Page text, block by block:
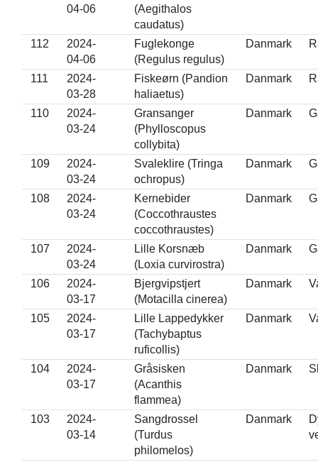
04-06
(Aegithalos
caudatus)
112
2024-
04-06
Fuglekonge
(Regulus regulus)
Danmark
111
2024-
03-28
Fiskeørn (Pandion
haliaetus)
Danmark
110
2024-
03-24
Gransanger
(Phylloscopus
collybita)
Danmark
109
2024-
03-24
Svaleklire (Tringa
ochropus)
Danmark
108
2024-
03-24
Kernebider
(Coccothraustes
coccothraustes)
Danmark
107
2024-
03-24
Lille Korsnæb
(Loxia curvirostra)
Danmark
106
2024-
03-17
Bjergvipstjert
(Motacilla cinerea)
Danmark
105
2024-
03-17
Lille Lappedykker
(Tachybaptus
ruficollis)
Danmark
104
2024-
03-17
Gråsisken
(Acanthis
flammea)
Danmark
103
2024-
03-14
Sangdrossel
(Turdus
philomelos)
Danmark